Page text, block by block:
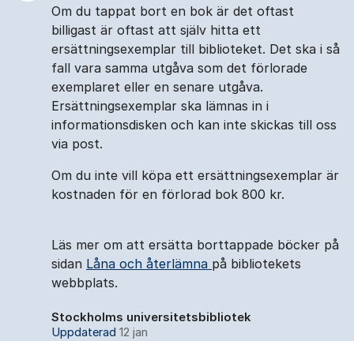
Om du tappat bort en bok är det oftast
billigast är oftast att själv hitta ett
ersättningsexemplar till biblioteket. Det ska i så
fall vara samma utgåva som det förlorade
exemplaret eller en senare utgåva.
Ersättningsexemplar ska lämnas in i
informationsdisken och kan inte skickas till oss
via post.
Om du inte vill köpa ett ersättningsexemplar är
kostnaden för en förlorad bok 800 kr.
Läs mer om att ersätta borttappade böcker på
sidan Låna och återlämna på bibliotekets
webbplats.
Stockholms universitetsbibliotek
Uppdaterad 12 jan